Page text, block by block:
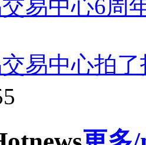
易中心6周
易中心拍